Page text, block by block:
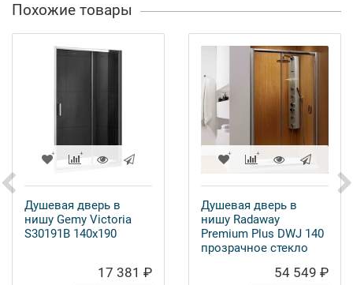
Похожие товары
Душевая дверь в
нишу Gemy Victoria
S30191B 140x190
17 381 ₽
Душевая дверь в
нишу Radaway
Premium Plus DWJ 140
прозрачное стекло
54 549 ₽